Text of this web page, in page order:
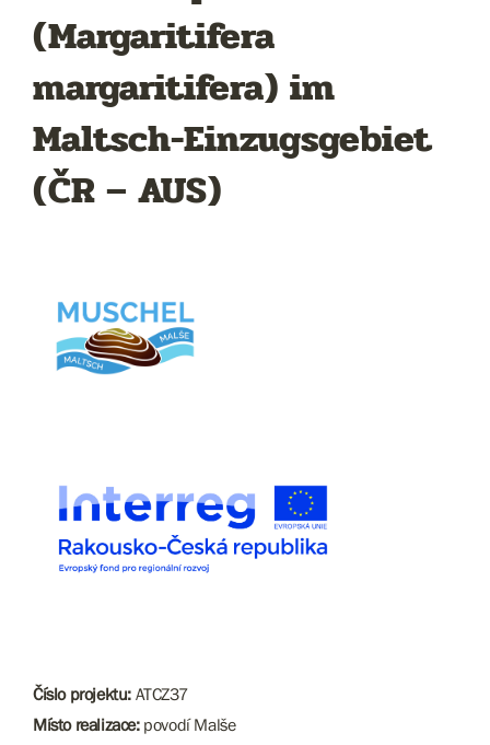
(Margaritifera
margaritifera) im
Maltsch-Einzugsgebiet
(ČR – AUS)
Číslo projektu: ATCZ37
Místo realizace:povodí Malše